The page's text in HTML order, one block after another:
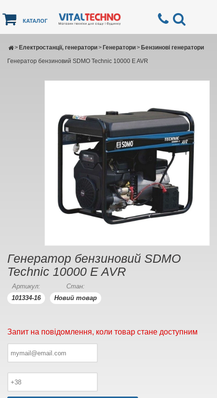
КАТАЛОГ
Електростанції, генератори
> Генератори
> Бензинові генератори
>
Генератор бензиновий SDMO Technic 10000 E AVR
Генератор бензиновий SDMO
Technic 10000 E AVR
Артикул:
101334-16
Стан:
Новий товар
Запит на повідомлення, коли товар стане доступним